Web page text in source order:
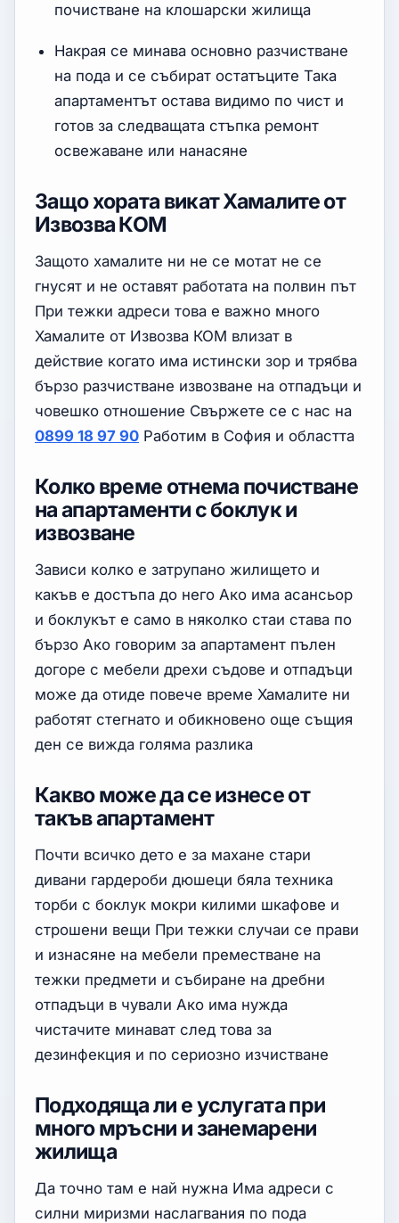
почистване на клошарски жилища
Накрая се минава основно разчистване
на пода и се събират остатъците Така
апартаментът остава видимо по чист и
готов за следващата стъпка ремонт
освежаване или нанасяне
Защо хората викат Хамалите от
Извозва КОМ
Защото хамалите ни не се мотат не се
гнусят и не оставят работата на полвин път
При тежки адреси това е важно много
Хамалите от Извозва КОМ влизат в
действие когато има истински зор и трябва
бързо разчистване извозване на отпадъци и
човешко отношение Свържете се с нас на
0899 18 97 90 Работим в София и областта
Колко време отнема почистване
на апартаменти с боклук и
извозване
Зависи колко е затрупано жилището и
какъв е достъпа до него Ако има асансьор
и боклукът е само в няколко стаи става по
бързо Ако говорим за апартамент пълен
догоре с мебели дрехи съдове и отпадъци
може да отиде повече време Хамалите ни
работят стегнато и обикновено още същия
ден се вижда голяма разлика
Какво може да се изнесе от
такъв апартамент
Почти всичко дето е за махане стари
дивани гардероби дюшеци бяла техника
торби с боклук мокри килими шкафове и
строшени вещи При тежки случаи се прави
и изнасяне на мебели преместване на
тежки предмети и събиране на дребни
отпадъци в чували Ако има нужда
чистачите минават след това за
дезинфекция и по сериозно изчистване
Подходяща ли е услугата при
много мръсни и занемарени
жилища
Да точно там е най нужна Има адреси с
силни миризми наслагвания по пода